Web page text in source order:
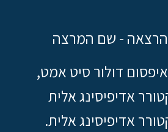
- שם המרצה
דולור סיט אמט,
אדיפיסינג אלית
אדיפיסינג אלית.